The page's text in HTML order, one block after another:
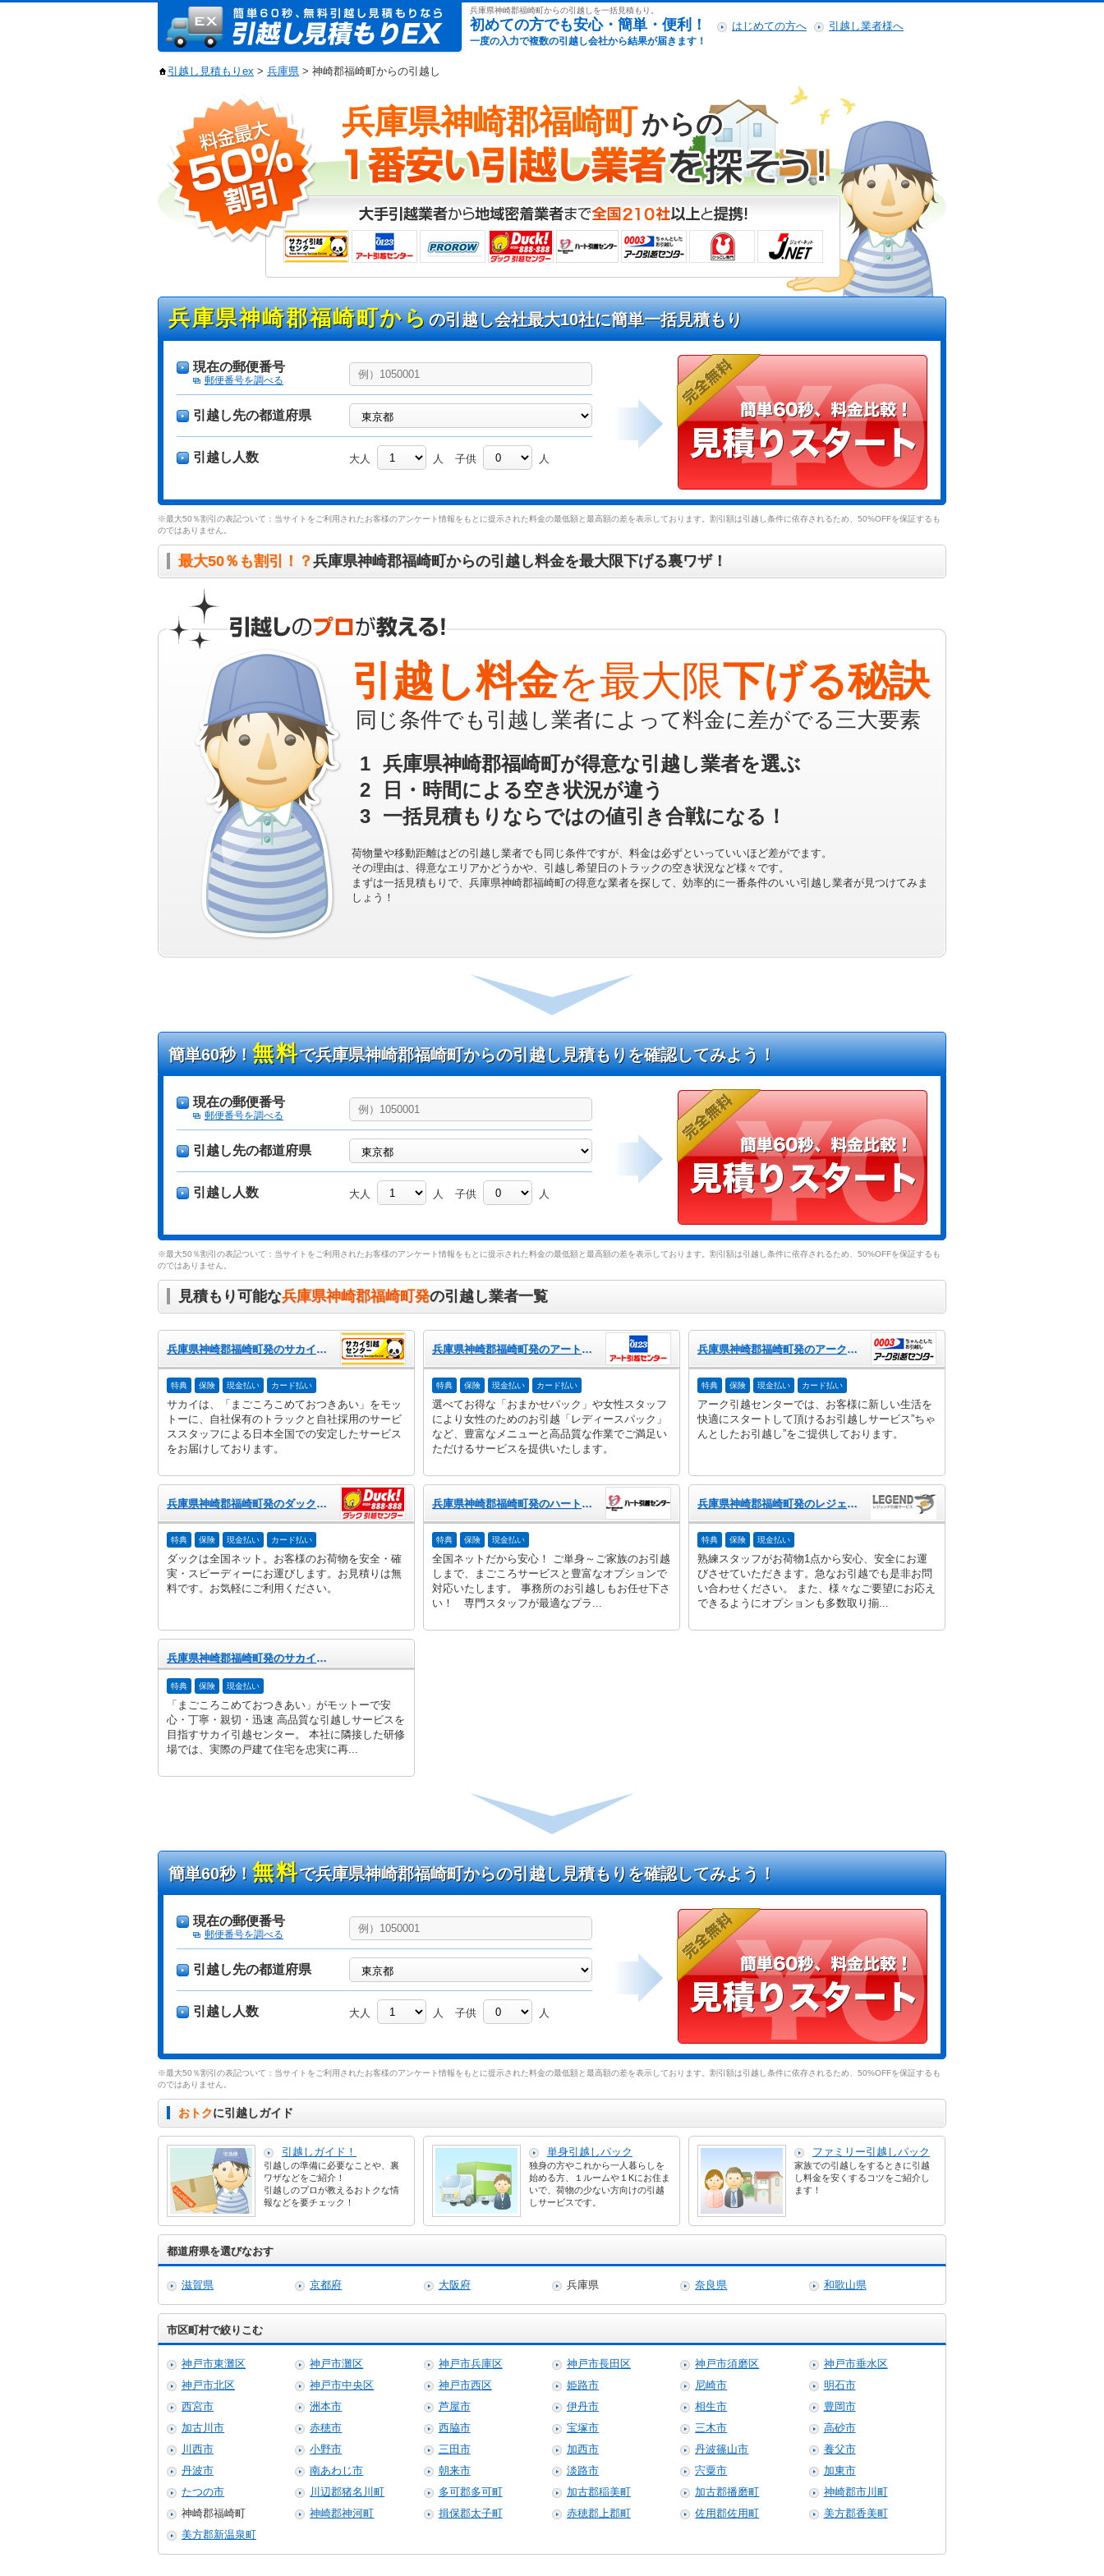
兵庫県神崎郡福崎町からの引越しを一括見積もり。
引越し見積もりex
初めての方でも安心・簡単・便利！
一度の入力で複数の引越し会社から結果が届きます！
はじめての方へ 引越し業者様へ
引越し見積もりex > 兵庫県 > 神崎郡福崎町からの引越し
兵庫県神崎郡福崎町からの
兵庫県神崎郡福崎町からの引越し会社最大10社に簡単一括見積もり
現在の郵便番号
郵便番号を調べる
引越し先の都道府県
引越し人数 大人 人 子供 人
※最大50％割引の表記ついて：当サイトをご利用されたお客様のアンケート情報をもとに提示された料金の最低額と最高額の差を表示しております。割引額は引越し条件に依存されるため、50%OFFを保証するも
のではありません。
最大50％も割引！？兵庫県神崎郡福崎町からの引越し料金を最大限下げる裏ワザ！
引越し料金を最大限下げる秘訣
同じ条件でも引越し業者によって料金に差がでる三大要素
1 兵庫県神崎郡福崎町が得意な引越し業者を選ぶ
2
日・時間による空き状況が違う
3 一括見積もりならではの値引き合戦になる！
荷物量や移動距離はどの引越し業者でも同じ条件ですが、料金は必ずといっていいほど差がでます。
その理由は、得意なエリアかどうかや、引越し希望日のトラックの空き状況など様々です。
まずは一括見積もりで、兵庫県神崎郡福崎町の得意な業者を探して、効率的に一番条件のいい引越し業者が見つけてみま
しょう！
簡単60秒！無料で兵庫県神崎郡福崎町からの引越し見積もりを確認してみよう！
現在の郵便番号
郵便番号を調べる
引越し先の都道府県
引越し人数 大人 人 子供 人
※最大50％割引の表記ついて：当サイトをご利用されたお客様のアンケート情報をもとに提示された料金の最低額と最高額の差を表示しております。割引額は引越し条件に依存されるため、50%OFFを保証するも
のではありません。
見積もり可能な兵庫県神崎郡福崎町発の引越し業者一覧
兵庫県神崎郡福崎町発のサカイ引越センター
特典 保険 現金払い カード払い
サカイは、「まごころこめておつきあい」をモッ
トーに、自社保有のトラックと自社採用のサービ
ススタッフによる日本全国での安定したサービス
をお届けしております。
兵庫県神崎郡福崎町発のアート引越センター
特典 保険 現金払い カード払い
選べてお得な「おまかせパック」や女性スタッフ
により女性のためのお引越「レディースパック」
など、豊富なメニューと高品質な作業でご満足い
ただけるサービスを提供いたします。
兵庫県神崎郡福崎町発のアーク引越センター
特典 保険 現金払い カード払い
アーク引越センターでは、お客様に新しい生活を
快適にスタートして頂けるお引越しサービス”ちゃ
んとしたお引越し”をご提供しております。
兵庫県神崎郡福崎町発のダック引越センター
特典 保険 現金払い カード払い
ダックは全国ネット。お客様のお荷物を安全・確
実・スピーディーにお運びします。お見積りは無
料です。お気軽にご利用ください。
兵庫県神崎郡福崎町発のハート引越センター
特典 保険 現金払い
全国ネットだから安心！ ご単身～ご家族のお引越
しまで、まごころサービスと豊富なオプションで
対応いたします。 事務所のお引越しもお任せ下さ
い！ 専門スタッフが最適なプラ...
兵庫県神崎郡福崎町発のレジェンド引越サービス
特典 保険 現金払い
熟練スタッフがお荷物1点から安心、安全にお運
びさせていただきます。急なお引越でも是非お問
い合わせください。 また、様々なご要望にお応え
できるようにオプションも多数取り揃...
兵庫県神崎郡福崎町発のサカイ引越センター
特典 保険 現金払い
「まごころこめておつきあい」がモットーで安
心・丁寧・親切・迅速 高品質な引越しサービスを
目指すサカイ引越センター。 本社に隣接した研修
場では、実際の戸建て住宅を忠実に再...
簡単60秒！無料で兵庫県神崎郡福崎町からの引越し見積もりを確認してみよう！
現在の郵便番号
郵便番号を調べる
引越し先の都道府県
引越し人数 大人 人 子供 人
※最大50％割引の表記ついて：当サイトをご利用されたお客様のアンケート情報をもとに提示された料金の最低額と最高額の差を表示しております。割引額は引越し条件に依存されるため、50%OFFを保証するも
のではありません。
おトクに引越しガイド
引越しガイド！
引越しの準備に必要なことや、裏
ワザなどをご紹介！
引越しのプロが教えるおトクな情
報などを要チェック！
単身引越しパック
独身の方やこれから一人暮らしを
始める方、１ルームや１Kにお住ま
いで、荷物の少ない方向けの引越
しサービスです。
ファミリー引越しパック
家族での引越しをするときに引越
し料金を安くするコツをご紹介し
ます！
都道府県を選びなおす
滋賀県 京都府 大阪府 兵庫県 奈良県 和歌山県
市区町村で絞りこむ
神戸市東灘区 神戸市灘区 神戸市兵庫区 神戸市長田区 神戸市須磨区
神戸市垂水区
神戸市北区
神戸市中央区 神戸市西区 姫路市 尼崎市
明石市
西宮市
洲本市 芦屋市 伊丹市 相生市
豊岡市
加古川市
赤穂市 西脇市 宝塚市 三木市
高砂市
川西市
小野市 三田市 加西市 丹波篠山市
養父市
丹波市
南あわじ市 朝来市 淡路市 宍粟市
加東市
たつの市
川辺郡猪名川町 多可郡多可町 加古郡稲美町 加古郡播磨町
神崎郡市川町
神崎郡福崎町
神崎郡神河町 揖保郡太子町 赤穂郡上郡町 佐用郡佐用町
美方郡香美町
美方郡新温泉町